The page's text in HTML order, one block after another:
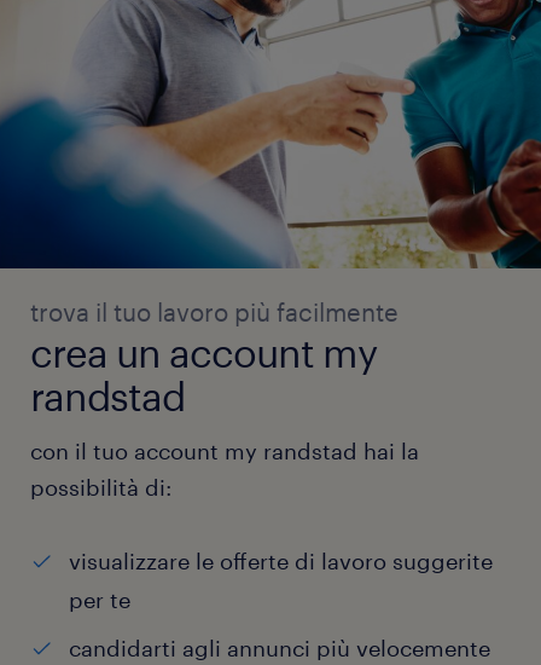
trova il tuo lavoro più facilmente
crea un account my
randstad
con il tuo account my randstad hai la
possibilità di:
visualizzare le offerte di lavoro suggerite
per te
candidarti agli annunci più velocemente